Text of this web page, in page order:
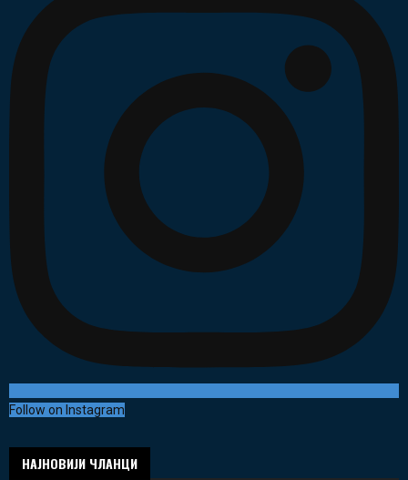
Follow on Instagram
НАЈНОВИЈИ ЧЛАНЦИ